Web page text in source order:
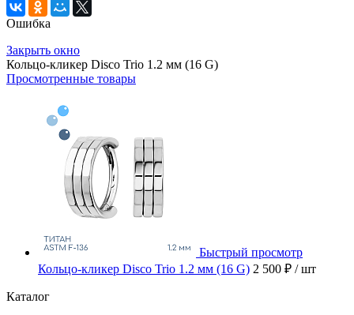
Ошибка
Закрыть окно
Кольцо-кликер Disco Trio 1.2 мм (16 G)
Просмотренные товары
Быстрый просмотр
Кольцо-кликер Disco Trio 1.2 мм (16 G) 2 500 ₽ / шт
Каталог